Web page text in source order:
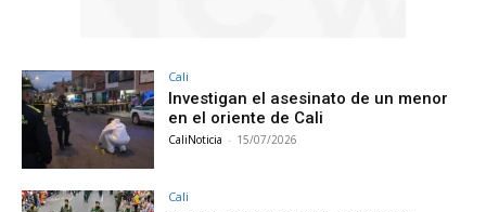
Cali
Investigan el asesinato de un menor
en el oriente de Cali
CaliNoticia - 15/07/2026
Cali